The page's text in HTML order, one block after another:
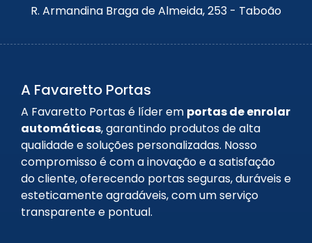
R. Armandina Braga de Almeida, 253 - Taboão
A Favaretto Portas
A Favaretto Portas é líder em portas de enrolar
automáticas, garantindo produtos de alta
qualidade e soluções personalizadas. Nosso
compromisso é com a inovação e a satisfação
do cliente, oferecendo portas seguras, duráveis e
esteticamente agradáveis, com um serviço
transparente e pontual.